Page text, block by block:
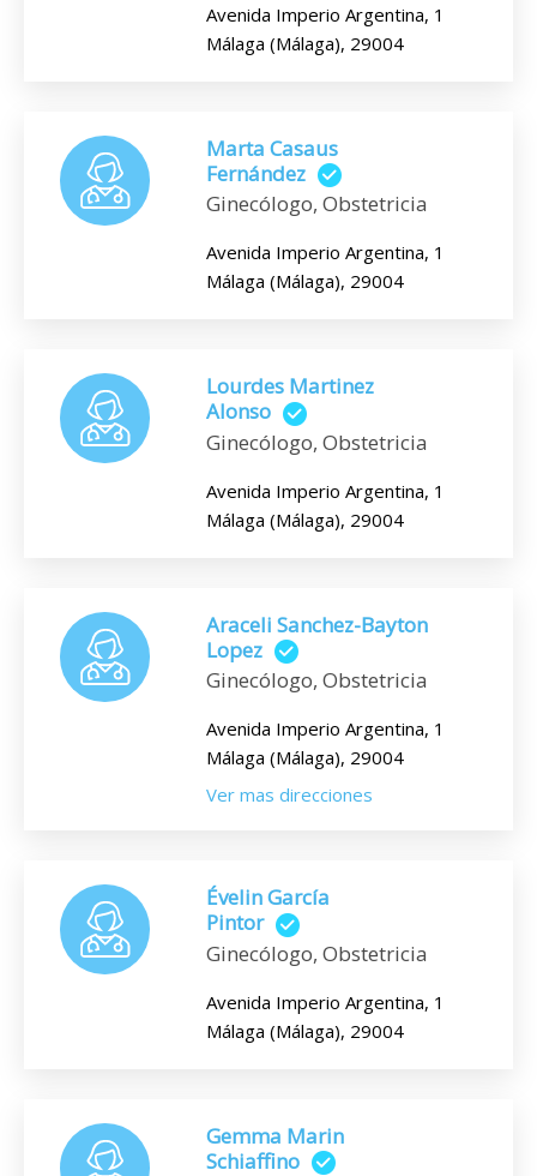
Avenida Imperio Argentina, 1
Málaga (Málaga), 29004
Marta Casaus
Fernández
Ginecólogo, Obstetricia
Avenida Imperio Argentina, 1
Málaga (Málaga), 29004
Lourdes Martinez
Alonso
Ginecólogo, Obstetricia
Avenida Imperio Argentina, 1
Málaga (Málaga), 29004
Araceli Sanchez-Bayton
Lopez
Ginecólogo, Obstetricia
Avenida Imperio Argentina, 1
Málaga (Málaga), 29004
Ver mas direcciones
Évelin García
Pintor
Ginecólogo, Obstetricia
Avenida Imperio Argentina, 1
Málaga (Málaga), 29004
Gemma Marin
Schiaffino